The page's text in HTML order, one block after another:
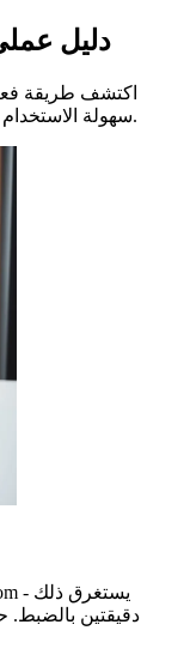
دليل
اكتشف طريقة
سهولة الاستخدام والتكنولوجيا الذكية لمساعدتك في كل خطوة.
دقيقتين بالضبط.